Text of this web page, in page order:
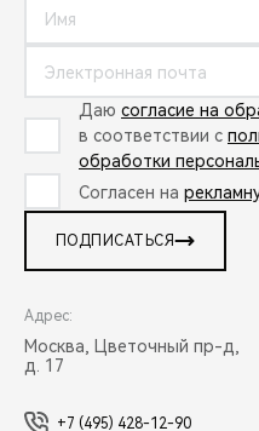
Даю согласие на
в соответствии с
обработки
Согласен на
ПОДПИСАТЬСЯ
Адрес:
Москва, Цветочный пр-д,
д. 17
+7 (495) 428-12-90